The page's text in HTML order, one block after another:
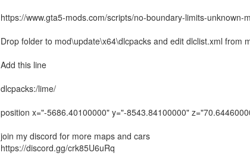
https://www.gta5-mods.com/scripts/no-boundary-limits-unknown-
Drop folder to mod\update\x64\dlcpacks and edit dlclist.xml from
Add this line
dlcpacks:/lime/
position x="-5686.40100000" y="-8543.84100000"
join my discord for more maps and cars
https://discord.gg/crk85U6uRq